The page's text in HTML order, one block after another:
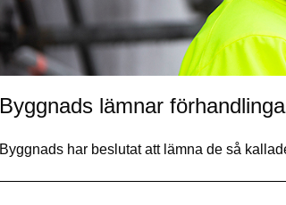
Byggnads lämnar
Byggnads har beslutat att lämna de så